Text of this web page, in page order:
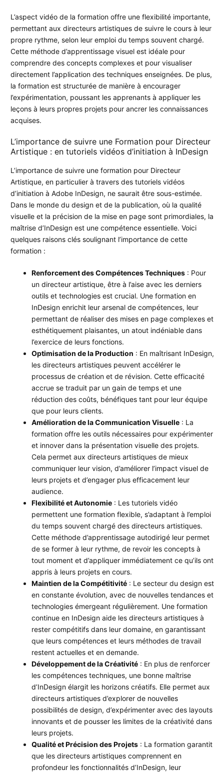
L’aspect vidéo de la formation offre une flexibilité importante,
permettant aux directeurs artistiques de suivre le cours à leur
propre rythme, selon leur emploi du temps souvent chargé.
Cette méthode d’apprentissage visuel est idéale pour
comprendre des concepts complexes et pour visualiser
directement l’application des techniques enseignées. De plus,
la formation est structurée de manière à encourager
l’expérimentation, poussant les apprenants à appliquer les
leçons à leurs propres projets pour ancrer les connaissances
acquises.
L’importance de suivre une Formation pour Directeur
Artistique : en tutoriels vidéos d’initiation à InDesign
L’importance de suivre une formation pour Directeur
Artistique, en particulier à travers des tutoriels vidéos
d’initiation à Adobe InDesign, ne saurait être sous-estimée.
Dans le monde du design et de la publication, où la qualité
visuelle et la précision de la mise en page sont primordiales, la
maîtrise d’InDesign est une compétence essentielle. Voici
quelques raisons clés soulignant l’importance de cette
formation :
Renforcement des Compétences Techniques : Pour
un directeur artistique, être à l’aise avec les derniers
outils et technologies est crucial. Une formation en
InDesign enrichit leur arsenal de compétences, leur
permettant de réaliser des mises en page complexes et
esthétiquement plaisantes, un atout indéniable dans
l’exercice de leurs fonctions.
Optimisation de la Production : En maîtrisant InDesign,
les directeurs artistiques peuvent accélérer le
processus de création et de révision. Cette efficacité
accrue se traduit par un gain de temps et une
réduction des coûts, bénéfiques tant pour leur équipe
que pour leurs clients.
Amélioration de la Communication Visuelle : La
formation offre les outils nécessaires pour expérimenter
et innover dans la présentation visuelle des projets.
Cela permet aux directeurs artistiques de mieux
communiquer leur vision, d’améliorer l’impact visuel de
leurs projets et d’engager plus efficacement leur
audience.
Flexibilité et Autonomie : Les tutoriels vidéo
permettent une formation flexible, s’adaptant à l’emploi
du temps souvent chargé des directeurs artistiques.
Cette méthode d’apprentissage autodirigé leur permet
de se former à leur rythme, de revoir les concepts à
tout moment et d’appliquer immédiatement ce qu’ils ont
appris à leurs projets en cours.
Maintien de la Compétitivité : Le secteur du design est
en constante évolution, avec de nouvelles tendances et
technologies émergeant régulièrement. Une formation
continue en InDesign aide les directeurs artistiques à
rester compétitifs dans leur domaine, en garantissant
que leurs compétences et leurs méthodes de travail
restent actuelles et en demande.
Développement de la Créativité : En plus de renforcer
les compétences techniques, une bonne maîtrise
d’InDesign élargit les horizons créatifs. Elle permet aux
directeurs artistiques d’explorer de nouvelles
possibilités de design, d’expérimenter avec des layouts
innovants et de pousser les limites de la créativité dans
leurs projets.
Qualité et Précision des Projets : La formation garantit
que les directeurs artistiques comprennent en
profondeur les fonctionnalités d’InDesign, leur